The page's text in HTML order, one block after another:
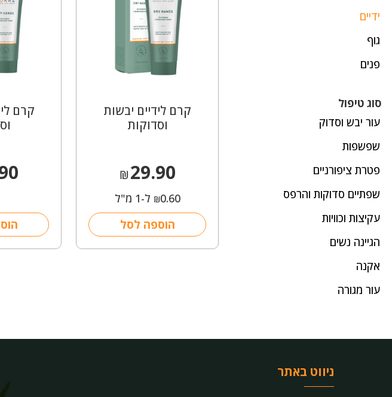
ידיים
גוף
פנים
סוג טיפול
עור יבש וסדוק
שפשפות
פטרת ציפורניים
שפתיים סדוקות והרפס
עקיצות וכוויות
הגיינה נשים
אקנה
עור מגורה
קרם לידיים יבשות
וסדוקות
₪29.90
₪0.60 ל-1 מ"ל
הוספה לסל
קרם
ניווט באתר